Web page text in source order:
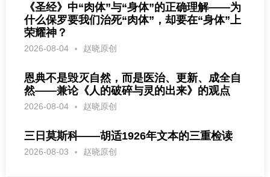
《圣经》中“肉体”与“身体”的正确理解——为
什么保罗要我们治死“肉体”，却要在“身体”上
荣耀神？
2026-08-04 赵晓原创
恩典不是毁灭自然，而是医治、更新、成全自
然——兼论《人的破碎与灵的出来》的观点
2026-08-04 赵晓原创
三日莫斯科——胡适1926年文本的三重检读
2026-08-03 赵晓原创